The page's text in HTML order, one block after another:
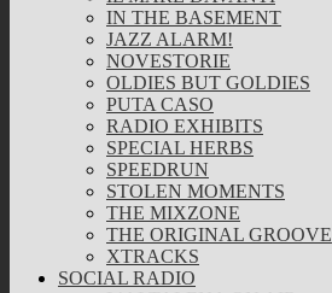
IN THE BASEMENT
JAZZ ALARM!
NOVESTORIE
OLDIES BUT GOLDIES
PUTA CASO
RADIO EXHIBITS
SPECIAL HERBS
SPEEDRUN
STOLEN MOMENTS
THE MIXZONE
THE ORIGINAL GROOVE
XTRACKS
SOCIAL RADIO